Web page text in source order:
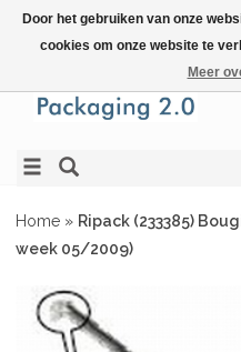
Home » Ripack (233385)
week 05/2009)
Door het gebruiken van onze
cookies om onze website te
Meer